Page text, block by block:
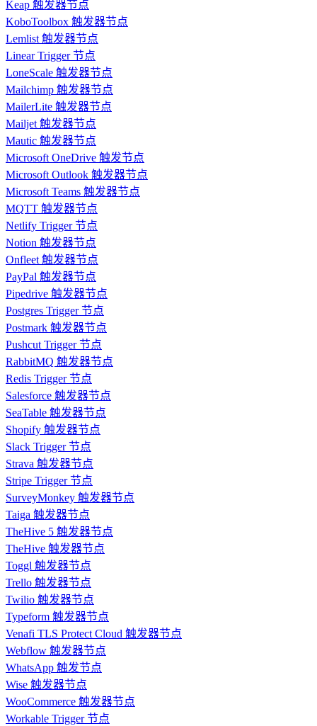
Keap 触发器节点
KoboToolbox 触发器节点
Lemlist 触发器节点
Linear Trigger 节点
LoneScale 触发器节点
Mailchimp 触发器节点
MailerLite 触发器节点
Mailjet 触发器节点
Mautic 触发器节点
Microsoft OneDrive 触发节点
Microsoft Outlook 触发器节点
Microsoft Teams 触发器节点
MQTT 触发器节点
Netlify Trigger 节点
Notion 触发器节点
Onfleet 触发器节点
PayPal 触发器节点
Pipedrive 触发器节点
Postgres Trigger 节点
Postmark 触发器节点
Pushcut Trigger 节点
RabbitMQ 触发器节点
Redis Trigger 节点
Salesforce 触发器节点
SeaTable 触发器节点
Shopify 触发器节点
Slack Trigger 节点
Strava 触发器节点
Stripe Trigger 节点
SurveyMonkey 触发器节点
Taiga 触发器节点
TheHive 5 触发器节点
TheHive 触发器节点
Toggl 触发器节点
Trello 触发器节点
Twilio 触发器节点
Typeform 触发器节点
Venafi TLS Protect Cloud 触发器节点
Webflow 触发器节点
WhatsApp 触发节点
Wise 触发器节点
WooCommerce 触发器节点
Workable Trigger 节点